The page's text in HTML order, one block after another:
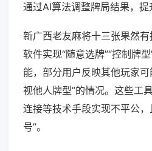
通过AI算法调整牌局结果，提
新广西老友麻将十三张果然
软件实现“随意选牌”“控制牌
能，部分用户反映其他玩家可
视他人牌型”的情况。这些工
连接等技术手段实现不平公，
号”。